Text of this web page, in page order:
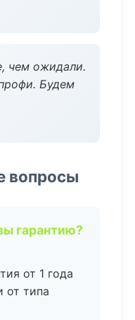
чем ожидали.
Будем
вопросы
гарантию?
от 1 года
от типа